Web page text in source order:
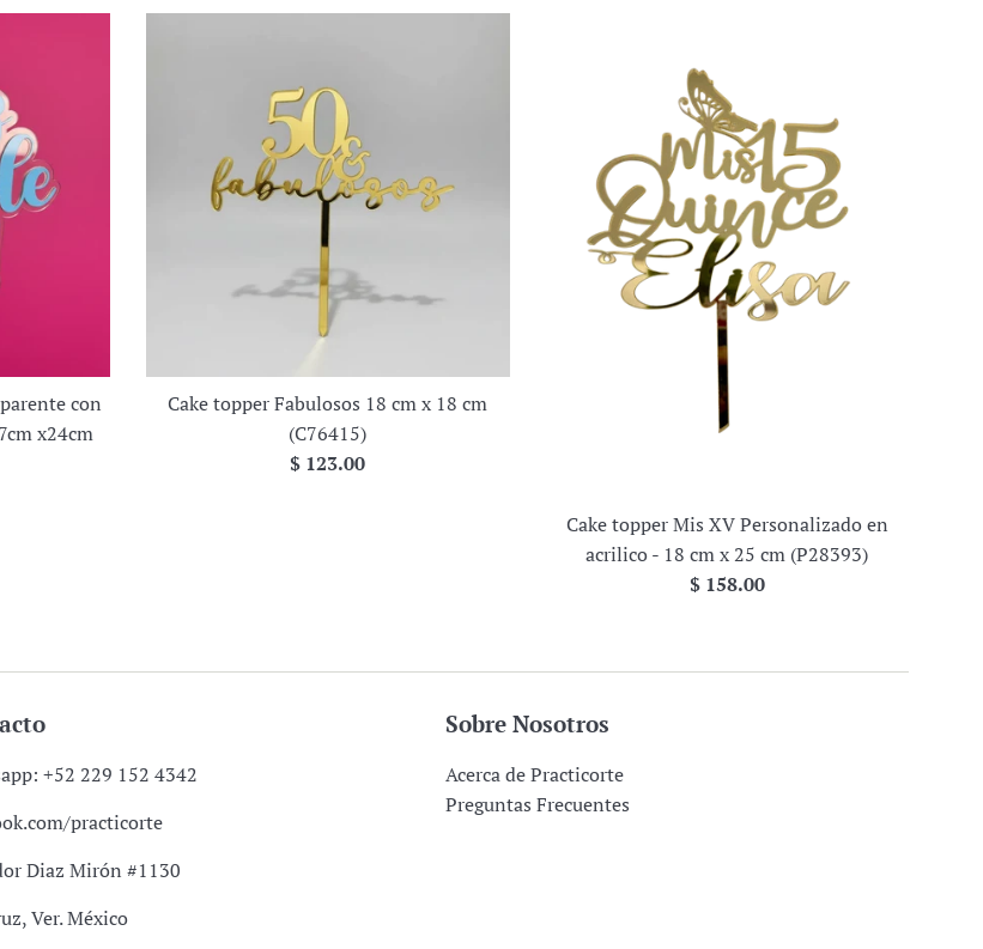
con
x24cm
Cake topper Fabulosos 18 cm x 18 cm
(C76415)
Precio
$ 123.00
Cake topper Mis XV Personalizado en
acrilico - 18 cm x 25 cm (P28393)
Precio
$ 158.00
+52 229 152 4342
practicorte
Diaz Mirón #1130
Ver. México
Sobre Nosotros
Acerca de Practicorte
Preguntas Frecuentes